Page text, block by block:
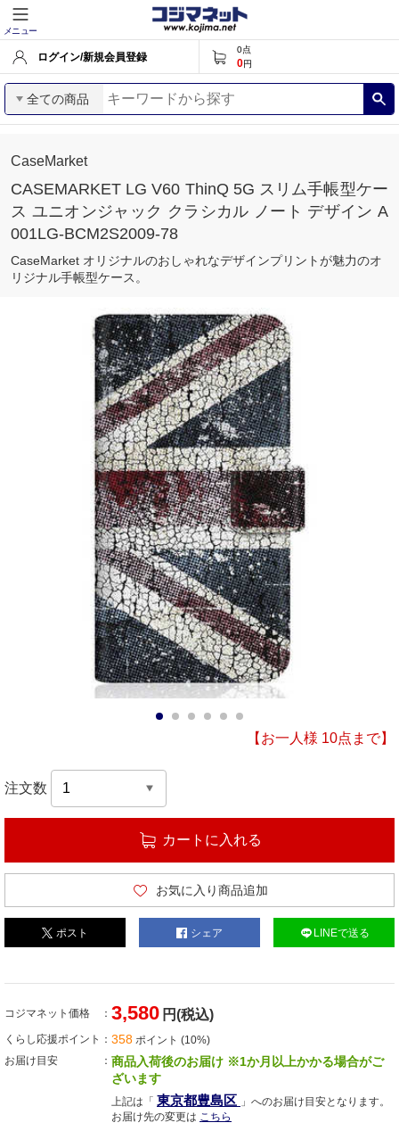
メニュー
ログイン/新規会員登録
0点
0円
全ての商品
CaseMarket
CASEMARKET LG V60 ThinQ 5G スリム手帳型ケー
ス ユニオンジャック クラシカル ノート デザイン A
001LG-BCM2S2009-78
CaseMarket オリジナルのおしゃれなデザインプリントが魅力のオ
リジナル手帳型ケース。
【お一人様 10点まで】
注文数
カートに入れる
お気に入り商品追加
ポスト シェア LINEで送る
コジマネット価格 3,580 円(税込)
くらし応援ポイント 358 ポイント (10%)
お届け目安
商品入荷後のお届け ※1か月以上かかる場合がご
ざいます
上記は「 東京都豊島区 」へのお届け目安となります。
お届け先の変更は こちら